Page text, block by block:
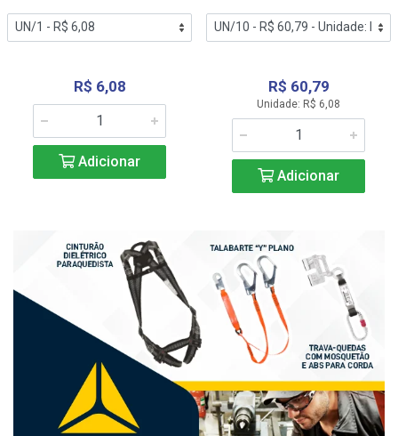
R$ 6,08
Adicionar
R$ 60,79
Unidade: R$ 6,08
Adicionar